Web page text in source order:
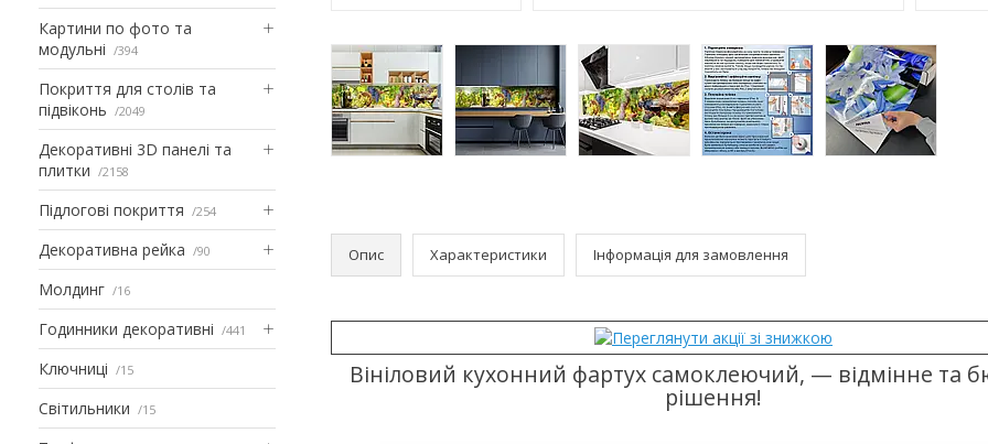
Картини по фото та
модульні
394
Покриття для столів та
підвіконь
2049
Декоративні 3D панелі та
плитки
2158
Підлогові покриття 254
Декоративна рейка 90
Молдинг 16
Годинники декоративні 441
Ключниці 15
Світильники 15
Опис Характеристики Інформація для замовлення
Вініловий кухонний фартух самоклеючий, — відмінне та
рішення!